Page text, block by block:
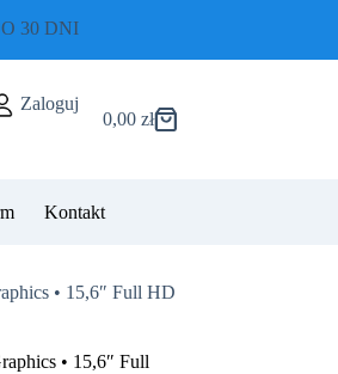
30 DNI
Zaloguj
Koszyk
0,00 zł
Kontakt
• 15,6″ Full HD
• 15,6″ Full